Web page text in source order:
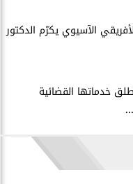
الآسيوي يكرّم الدكتور
خدماتها القضائية